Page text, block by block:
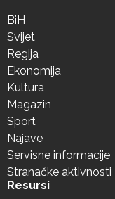
BiH
Svijet
Regija
Ekonomija
Kultura
Magazin
Sport
Najave
Servisne informacije
Stranačke aktivnosti
Resursi